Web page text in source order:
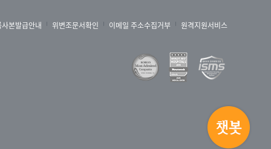
본발급안내 위변조문서확인 이메일 주소수집거부 원격지원서비스